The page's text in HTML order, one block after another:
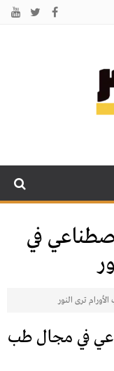
في
ترى النور
في مجال طب